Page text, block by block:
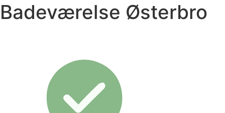
Badeværelse Østerbro